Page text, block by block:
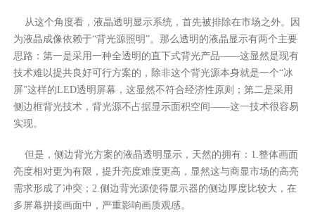
从这个角度看，液晶透明显示系统，首先被排除在市场之外。因
为液晶成像依赖于“背光源照明”。那么透明的液晶显示有两个主要
思路：第一是采用一种全透明的直下式背光产品——这显然是现有
技术难以提共良好可行方案的，除非这个背光源本身就是一个“冰
屏”这样的LED透明屏幕，这显然不符合经济性原则；第二是采用
侧边框背光技术，背光源不占据显示面积空间——这一技术很容易
实现。
但是，侧边背光方案的液晶透明显示，天然的拥有：1.整体画面
亮度相对更为有限，提升亮度难度更高，显然这与商显市场的高亮
需求形成了冲突；2.侧边背光源使得显示器的侧边厚度比较大，在
多屏幕拼接画面中，严重影响画质观感。